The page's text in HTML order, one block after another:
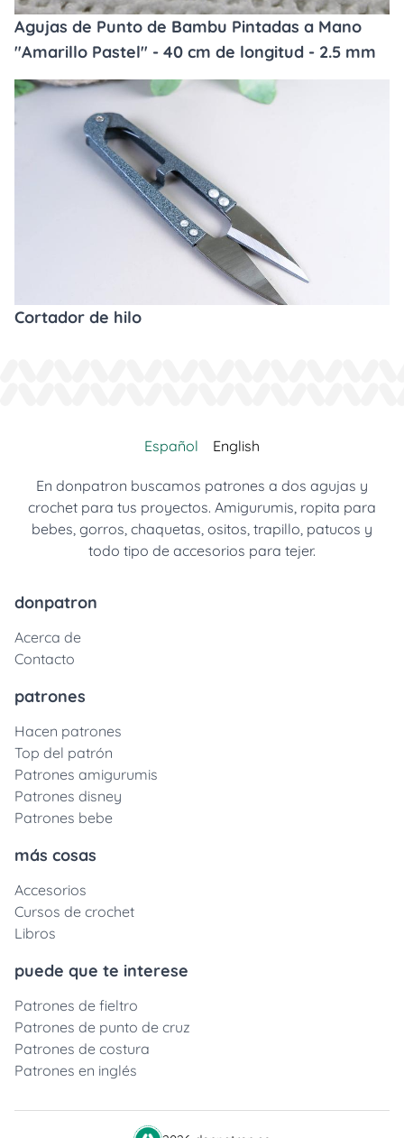
Agujas de Punto de Bambu Pintadas a Mano
"Amarillo Pastel" - 40 cm de longitud - 2.5 mm
Cortador de hilo
Español English
En donpatron buscamos patrones a dos agujas y
crochet para tus proyectos. Amigurumis, ropita para
bebes, gorros, chaquetas, ositos, trapillo, patucos y
todo tipo de accesorios para tejer.
donpatron
Acerca de
Contacto
patrones
Hacen patrones
Top del patrón
Patrones amigurumis
Patrones disney
Patrones bebe
más cosas
Accesorios
Cursos de crochet
Libros
puede que te interese
Patrones de fieltro
Patrones de punto de cruz
Patrones de costura
Patrones en inglés